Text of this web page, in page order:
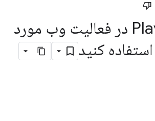
از Play Billing در فعالیت وب مورد
کنید